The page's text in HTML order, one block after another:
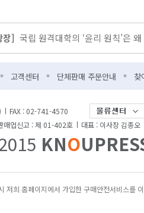
)
[자격증/수험서]
핵심 유기농업
35,100원
장] 국립 원격대학의 ‘윤리 원칙’은
원 스승과 제자, 일본 경제의 뿌리를
고객센터 단체판매 주문안내 찾
FAX : 02-741-4570
매업신고 : 제 01-402호 대표 : 이사장 김종오
KNO
저희 홈페이지에서 가입한 구매안전서비스를